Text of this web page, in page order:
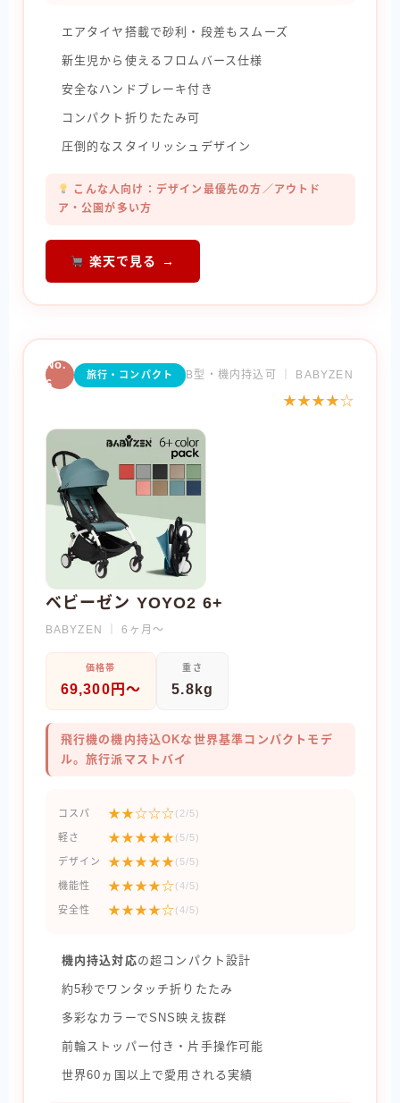
エアタイヤ搭載で砂利・段差もスムーズ
新生児から使えるフロムバース仕様
安全なハンドブレーキ付き
コンパクト折りたたみ可
圧倒的なスタイリッシュデザイン
こんな人向け：デザイン最優先の方／アウトド
ア・公園が多い方
楽天で見る →
No.
6
旅行・コンパクト B型・機内持込可 ｜ BABYZEN
★★★★☆
ベビーゼン YOYO2 6+
BABYZEN ｜ 6ヶ月〜
価格帯
69,300円〜
重さ
5.8kg
飛行機の機内持込OKな世界基準コンパクトモデ
ル。旅行派マストバイ
コスパ ★★☆☆☆(2/5)
軽さ ★★★★★ (5/5)
デザイン ★★★★★ (5/5)
機能性 ★★★★☆(4/5)
安全性 ★★★★☆(4/5)
機内持込対応の超コンパクト設計
約5秒でワンタッチ折りたたみ
多彩なカラーでSNS映え抜群
前輪ストッパー付き・片手操作可能
世界60ヵ国以上で愛用される実績